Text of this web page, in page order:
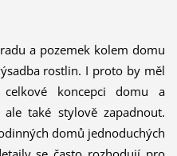
a pozemek kolem domu
rostlin. I proto by měl
koncepci domu a
také stylově zapadnout.
domů jednoduchých